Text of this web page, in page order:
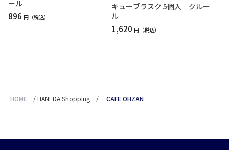
ール
896 円
キューブラスク 5個入 クルー
ル
1,620 円
HOME /HANEDA Shopping / CAFE OHZAN